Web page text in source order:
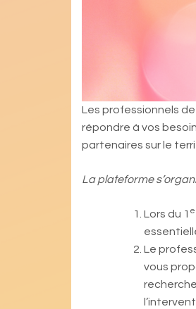
Les professionnels
répondre à vos
partenaires sur le
La plateforme
Lors du 1
Le
vous